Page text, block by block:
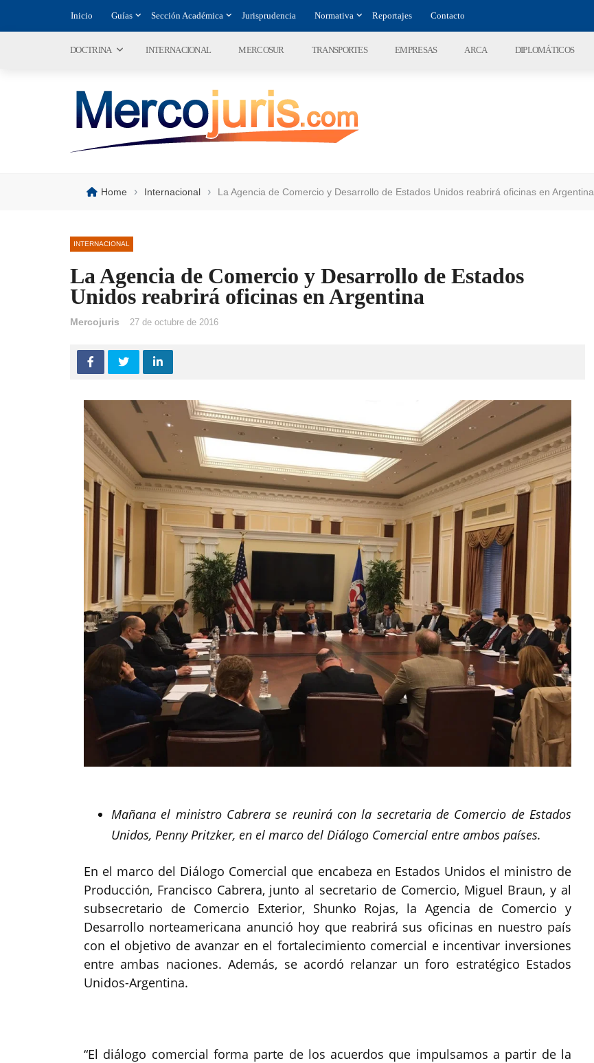
Inicio Guías Sección Académica Jurisprudencia Normativa Reportajes Contacto
DOCTRINA INTERNACIONAL MERCOSUR TRANSPORTES EMPRESAS ARCA DIPLOMÁTICOS
Home › Internacional › La Agencia de Comercio y Desarrollo de Estados Unidos reabrirá oficinas en Argentina
INTERNACIONAL
La Agencia de Comercio y Desarrollo de Estados
Unidos reabrirá oficinas en Argentina
Mercojuris 27 de octubre de 2016
Mañana el ministro Cabrera se reunirá con la secretaria de Comercio de Estados
Unidos, Penny Pritzker, en el marco del Diálogo Comercial entre ambos países.
En el marco del Diálogo Comercial que encabeza en Estados Unidos el ministro de
Producción, Francisco Cabrera, junto al secretario de Comercio, Miguel Braun, y al
subsecretario de Comercio Exterior, Shunko Rojas, la Agencia de Comercio y
Desarrollo norteamericana anunció hoy que reabrirá sus oficinas en nuestro país
con el objetivo de avanzar en el fortalecimiento comercial e incentivar inversiones
entre ambas naciones. Además, se acordó relanzar un foro estratégico Estados
Unidos-Argentina.
“El diálogo comercial forma parte de los acuerdos que impulsamos a partir de la